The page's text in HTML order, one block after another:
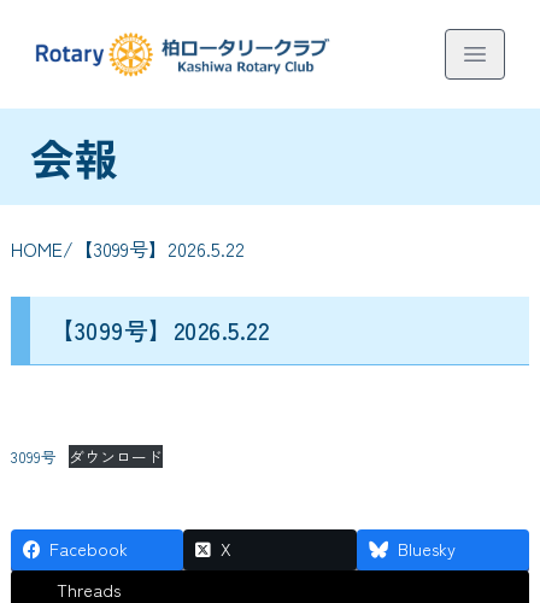
会報
HOME/【3099号】2026.5.22
【3099号】2026.5.22
3099号 ダウンロード
Facebook X
Bluesky
Threads